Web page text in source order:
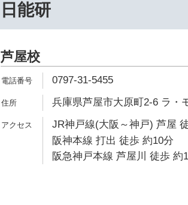
日能研
芦屋校
0797-31-5455
兵庫県芦屋市大原町2-6 ラ・
JR神戸線(大阪～神戸) 芦屋
阪神本線 打出 徒歩 約10分
阪急神戸本線 芦屋川 徒歩 約